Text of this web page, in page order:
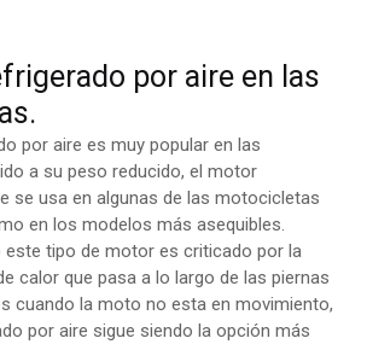
por aire en las
por aire es muy popular en las
a su peso reducido, el motor
se usa en algunas de las motocicletas
en los modelos más asequibles.
este tipo de motor es criticado por la
calor que pasa a lo largo de las piernas
cuando la moto no esta en movimiento,
por aire sigue siendo la opción más